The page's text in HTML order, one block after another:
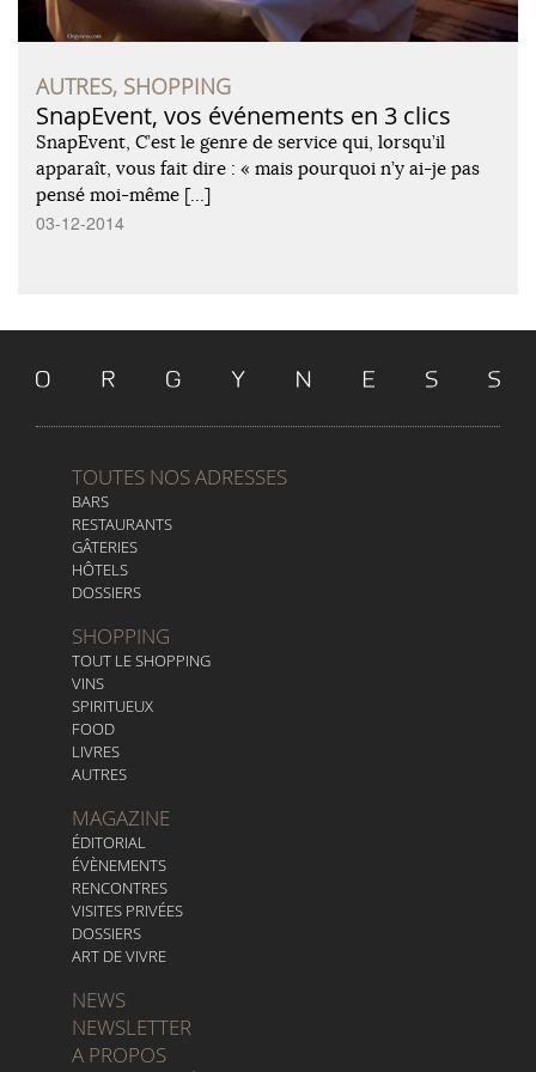
AUTRES, SHOPPING
SnapEvent, vos événements en 3 clics
SnapEvent, C’est le genre de service qui, lorsqu’il
apparaît, vous fait dire : « mais pourquoi n’y ai-je pas
pensé moi-même […]
03-12-2014
TOUTES NOS ADRESSES
BARS
RESTAURANTS
GÂTERIES
HÔTELS
DOSSIERS
SHOPPING
TOUT LE SHOPPING
VINS
SPIRITUEUX
FOOD
LIVRES
AUTRES
MAGAZINE
ÉDITORIAL
ÉVÈNEMENTS
RENCONTRES
VISITES PRIVÉES
DOSSIERS
ART DE VIVRE
NEWS
NEWSLETTER
A PROPOS